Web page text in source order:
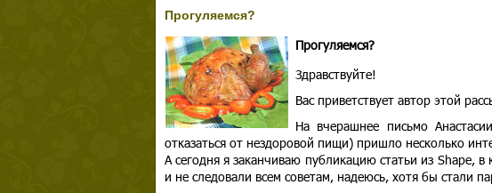
Прогуляемся?
Прогуляемся?
Здравствуйте!
Вас приветствует автор этой
На вчерашнее письмо
отказаться от нездоровой пищи) пришло несколько
А сегодня я заканчиваю публикацию статьи из Shape,
и не следовали всем советам, надеюсь, хотя бы стали